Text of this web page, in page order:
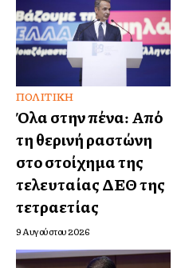
ΠΟΛΙΤΙΚΉ
Όλα στην πένα: Από
τη θερινή ραστώνη
στο στοίχημα της
τελευταίας ΔΕΘ της
τετραετίας
9 Αυγούστου 2026